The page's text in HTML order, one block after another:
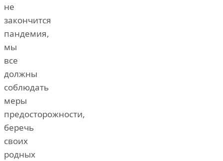
не
закончится
пандемия,
мы
все
должны
соблюдать
меры
предосторожности,
беречь
своих
родных